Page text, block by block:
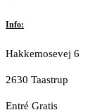
Info:
Hakkemosevej 6
2630 Taastrup
Entré Gratis